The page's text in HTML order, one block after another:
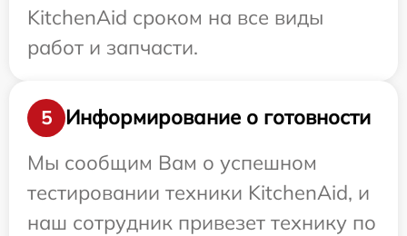
KitchenAid сроком на все виды
работ и запчасти.
5
Информирование о готовности
Мы сообщим Вам о успешном
тестировании техники KitchenAid, и
наш сотрудник привезет технику по